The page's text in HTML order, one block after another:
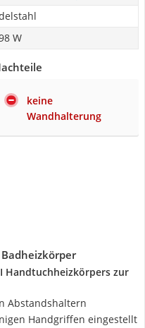
W
keine
Wandhalterung
Handtuchheizkörpers zur
Abstandshaltern
Handgriffen eingestellt